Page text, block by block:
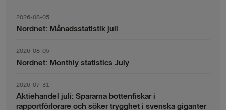
2026-08-05
Nordnet: Månadsstatistik juli
2026-08-05
Nordnet: Monthly statistics July
2026-07-31
Aktiehandel juli: Spararna bottenfiskar i
rapportförlorare och söker trygghet i svenska giganter